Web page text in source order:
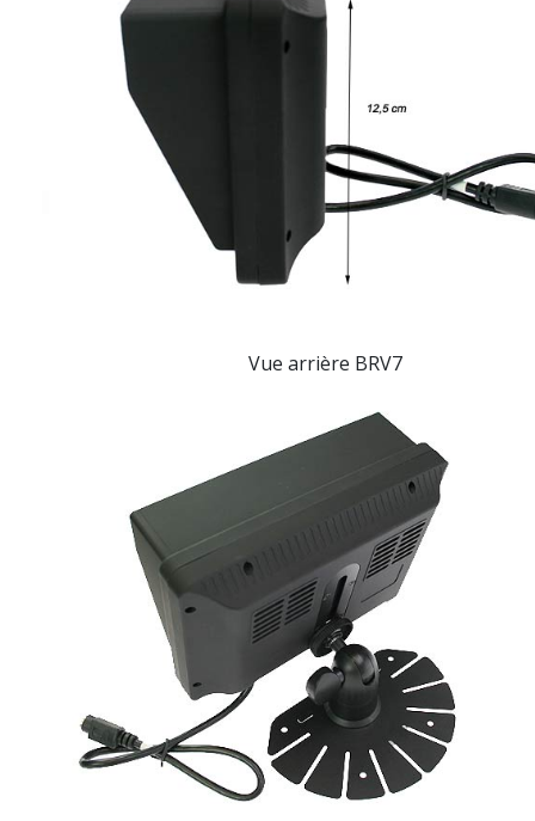
Vue arrière BRV7